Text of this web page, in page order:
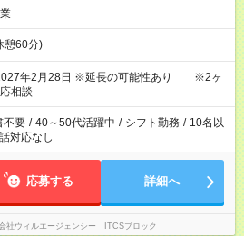
憩60分)
年2月28日 ※延長の可能性あり ※2ヶ
相談
不要 / 40～50代活躍中 / シフト勤務 / 10名以
対応なし
応募する 詳細へ
社ウィルエージェンシー ITCSブロック